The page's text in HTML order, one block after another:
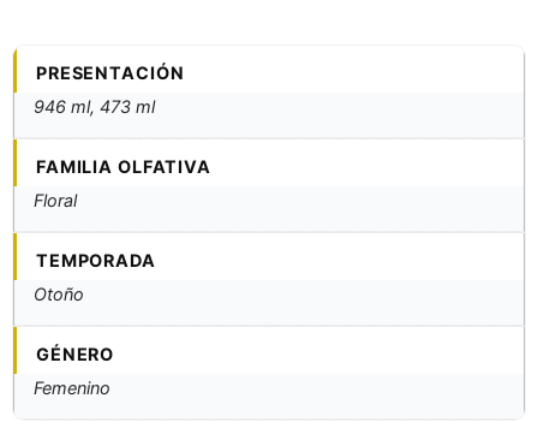
PRESENTACIÓN
946 ml, 473 ml
FAMILIA OLFATIVA
Floral
TEMPORADA
Otoño
GÉNERO
Femenino